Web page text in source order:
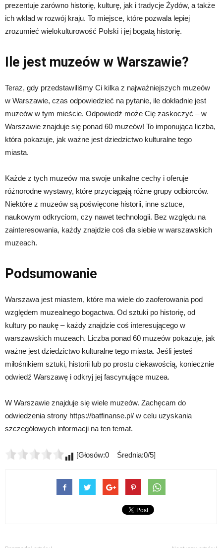
prezentuje zarówno historię, kulturę, jak i tradycje Żydów, a także
ich wkład w rozwój kraju. To miejsce, które pozwala lepiej
zrozumieć wielokulturowość Polski i jej bogatą historię.
Ile jest muzeów w Warszawie?
Teraz, gdy przedstawiliśmy Ci kilka z najważniejszych muzeów
w Warszawie, czas odpowiedzieć na pytanie, ile dokładnie jest
muzeów w tym mieście. Odpowiedź może Cię zaskoczyć – w
Warszawie znajduje się ponad 60 muzeów! To imponująca liczba,
która pokazuje, jak ważne jest dziedzictwo kulturalne tego
miasta.
Każde z tych muzeów ma swoje unikalne cechy i oferuje
różnorodne wystawy, które przyciągają różne grupy odbiorców.
Niektóre z muzeów są poświęcone historii, inne sztuce,
naukowym odkryciom, czy nawet technologii. Bez względu na
zainteresowania, każdy znajdzie coś dla siebie w warszawskich
muzeach.
Podsumowanie
Warszawa jest miastem, które ma wiele do zaoferowania pod
względem muzealnego bogactwa. Od sztuki po historię, od
kultury po naukę – każdy znajdzie coś interesującego w
warszawskich muzeach. Liczba ponad 60 muzeów pokazuje, jak
ważne jest dziedzictwo kulturalne tego miasta. Jeśli jesteś
miłośnikiem sztuki, historii lub po prostu ciekawością, koniecznie
odwiedź Warszawę i odkryj jej fascynujące muzea.
W Warszawie znajduje się wiele muzeów. Zachęcam do
odwiedzenia strony https://batfinanse.pl/ w celu uzyskania
szczegółowych informacji na ten temat.
[Głosów:0 Średnia:0/5]